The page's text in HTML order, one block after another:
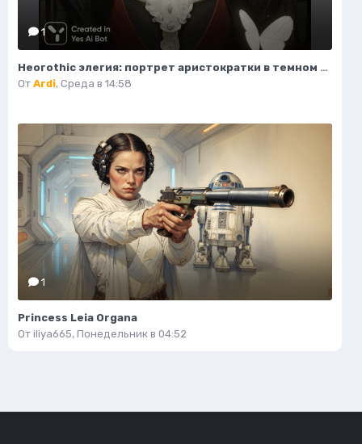
1
Неогothic элегия: портрет аристократки в темном величии библиотеки. Картинка из нейронной сети Миджорни
От Ardi, Среда в 14:58
1
Princess Leia Organa
От iliya665, Понедельник в 04:52